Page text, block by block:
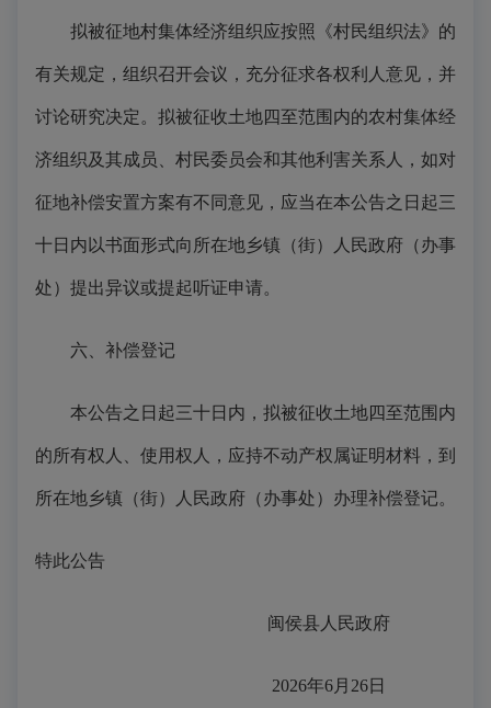
拟被征地村集体经济组织应按照《村民组织法》的
有关规定，组织召开会议，充分征求各权利人意见，并
讨论研究决定。拟被征收土地四至范围内的农村集体经
济组织及其成员、村民委员会和其他利害关系人，如对
征地补偿安置方案有不同意见，应当在本公告之日起三
十日内以书面形式向所在地乡镇（街）人民政府（办事
处）提出异议或提起听证申请。
六、补偿登记
本公告之日起三十日内，拟被征收土地四至范围内
的所有权人、使用权人，应持不动产权属证明材料，到
所在地乡镇（街）人民政府（办事处）办理补偿登记。
特此公告
闽侯县人民政府
2026年6月26日